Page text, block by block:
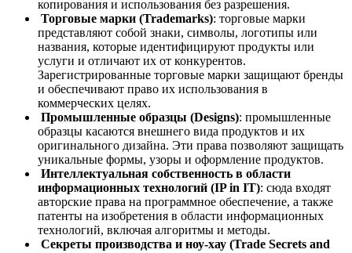
копирования и использования без разрешения.
Торговые марки (Trademarks): торговые марки
представляют собой знаки, символы, логотипы или
названия, которые идентифицируют продукты или
услуги и отличают их от конкурентов.
Зарегистрированные торговые марки защищают бренды
и обеспечивают право их использования в
коммерческих целях.
Промышленные образцы (Designs): промышленные
образцы касаются внешнего вида продуктов и их
оригинального дизайна. Эти права позволяют защищать
уникальные формы, узоры и оформление продуктов.
Интеллектуальная собственность в области
информационных технологий (IP in IT): сюда входят
авторские права на программное обеспечение, а также
патенты на изобретения в области информационных
технологий, включая алгоритмы и методы.
Секреты производства и ноу-хау (Trade Secrets and